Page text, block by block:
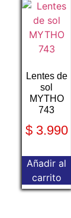
Lentes de
sol
MYTHO
743
$3.990
Añadir al
carrito